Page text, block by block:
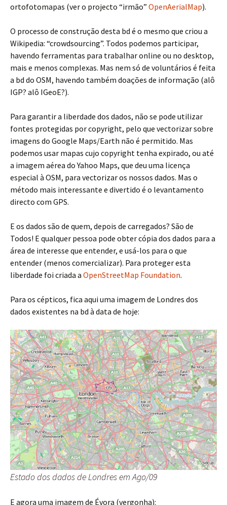
ortofotomapas (ver o projecto “irmão” OpenAerialMap).
O processo de construção desta bd é o mesmo que criou a
Wikipedia: “crowdsourcing”. Todos podemos participar,
havendo ferramentas para trabalhar online ou no desktop,
mais e menos complexas. Mas nem só de voluntários é feita
a bd do OSM, havendo também doações de informação (alô
IGP? alô IGeoE?).
Para garantir a liberdade dos dados, não se pode utilizar
fontes protegidas por copyright, pelo que vectorizar sobre
imagens do Google Maps/Earth não é permitido. Mas
podemos usar mapas cujo copyright tenha expirado, ou até
a imagem aérea do Yahoo Maps, que deu uma licença
especial à OSM, para vectorizar os nossos dados. Mas o
método mais interessante e divertido é o levantamento
directo com GPS.
E os dados são de quem, depois de carregados? São de
Todos! E qualquer pessoa pode obter cópia dos dados para a
área de interesse que entender, e usá-los para o que
entender (menos comercializar). Para proteger esta
liberdade foi criada a OpenStreetMap Foundation.
Para os cépticos, fica aqui uma imagem de Londres dos
dados existentes na bd à data de hoje:
Estado dos dados de Londres em Ago/09
E agora uma imagem de Évora (vergonha):